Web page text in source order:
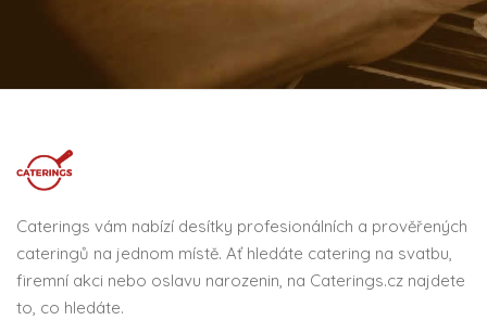
Caterings vám nabízí desítky profesionálních a prověřených
cateringů na jednom místě. Ať hledáte catering na svatbu,
firemní akci nebo oslavu narozenin, na Caterings.cz najdete
to, co hledáte.